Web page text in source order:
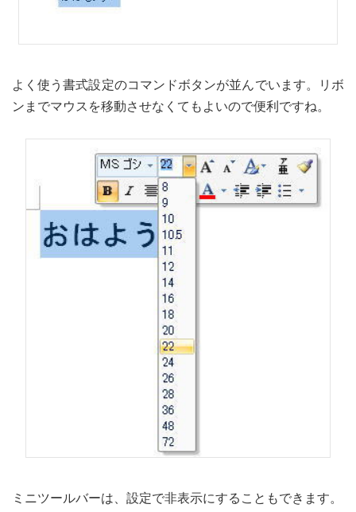
よく使う書式設定のコマンドボタンが並んでいます。リボ
ンまでマウスを移動させなくてもよいので便利ですね。
ミニツールバーは、設定で非表示にすることもできます。